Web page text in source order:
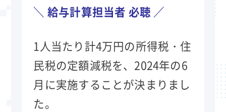
＼ 給与計算担当者 必聴 ／
1人当たり計4万円の所得税・住
民税の定額減税を、2024年の6
月に実施することが決まりまし
た。